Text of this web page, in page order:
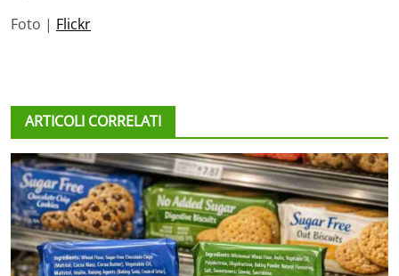
Foto | Flickr
ARTICOLI CORRELATI